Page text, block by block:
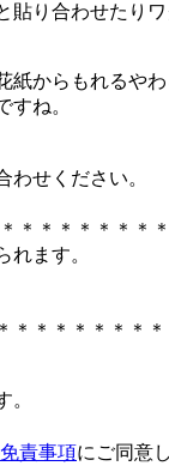
り合わせたり
からもれるやわ
ね。
せください。
＊＊＊＊＊＊＊
ます。
＊＊＊＊＊＊＊＊
。
責事項にご同意